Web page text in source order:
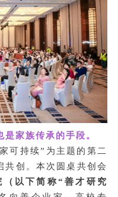
家族传承的手段。
可持续”为主题的第二
共创。本次圆桌共创会
以下简称“善才研究